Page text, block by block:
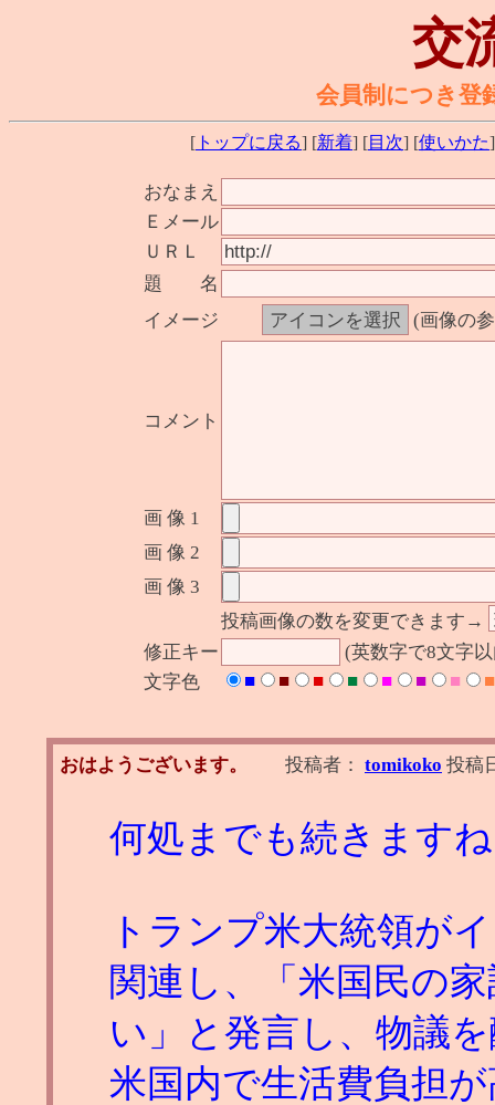
交
会員制につき登
[ トップに戻る] [新着] [目次] [使いかた
おなまえ
Ｅメール
ＵＲＬ
題 名
イメージ
(画像の
コメント
画 像 1
画 像 2
画 像 3
投稿画像の数を変更できます→
修正キー
(英数字で8文字
文字色
■ ■ ■ ■ ■ ■ ■ ■
おはようございます。 投稿者： tomikoko 投稿
何処までも続きますね
トランプ米大統領が
関連し、「米国民の
い」と発言し、物議
米国内で生活費負担